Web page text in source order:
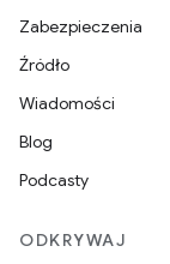
Zabezpieczenia
Źródło
Wiadomości
Blog
Podcasty
ODKRYWAJ